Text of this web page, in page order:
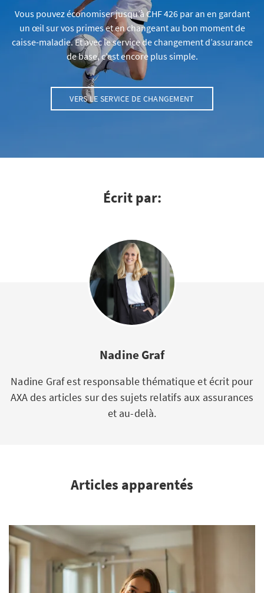
Vous pouvez économiser jusqu’à CHF 426 par an en gardant
un œil sur vos primes et en changeant au bon moment de
caisse-maladie. Et avec le service de changement d’assurance
de base, c’est encore plus simple.
VERS LE SERVICE DE CHANGEMENT
Écrit par:
Nadine Graf
Nadine Graf est responsable thématique et écrit pour
AXA des articles sur des sujets relatifs aux assurances
et au-delà.
Articles apparentés